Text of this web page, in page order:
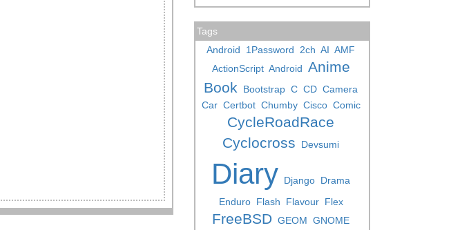
Tags
Android
1Password 2ch AI AMF
ActionScript Android Anime
Book
Bootstrap C CD Camera
Car Certbot Chumby Cisco Comic
CycleRoadRace
Cyclocross
Devsumi
Diary Django Drama
Enduro Flash Flavour Flex
FreeBSD GEOM GNOME